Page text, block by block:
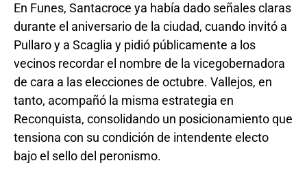
En Funes, Santacroce ya había dado señales claras
durante el aniversario de la ciudad, cuando invitó a
Pullaro y a Scaglia y pidió públicamente a los
vecinos recordar el nombre de la vicegobernadora
de cara a las elecciones de octubre. Vallejos, en
tanto, acompañó la misma estrategia en
Reconquista, consolidando un posicionamiento que
tensiona con su condición de intendente electo
bajo el sello del peronismo.